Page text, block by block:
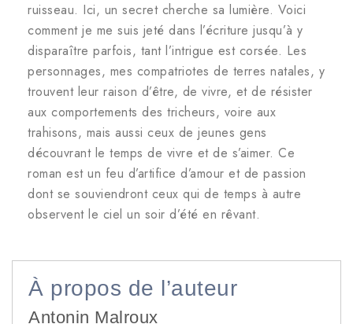
ruisseau. Ici, un secret cherche sa lumière. Voici
comment je me suis jeté dans l’écriture jusqu’à y
disparaître parfois, tant l’intrigue est corsée. Les
personnages, mes compatriotes de terres natales, y
trouvent leur raison d’être, de vivre, et de résister
aux comportements des tricheurs, voire aux
trahisons, mais aussi ceux de jeunes gens
découvrant le temps de vivre et de s’aimer. Ce
roman est un feu d’artifice d’amour et de passion
dont se souviendront ceux qui de temps à autre
observent le ciel un soir d’été en rêvant.
À propos de l’auteur
Antonin Malroux